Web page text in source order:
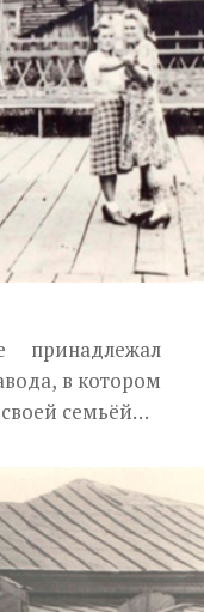
в котором
семьёй…